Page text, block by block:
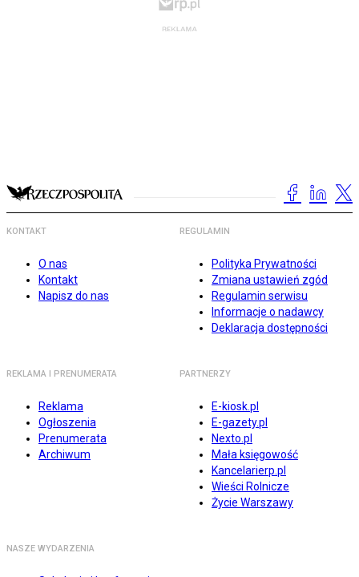
KONTAKT
O nas
Kontakt
Napisz do nas
REGULAMIN
Polityka Prywatności
Zmiana ustawień zgód
Regulamin serwisu
Informacje o nadawcy
Deklaracja dostępności
REKLAMA I PRENUMERATA
Reklama
Ogłoszenia
Prenumerata
Archiwum
PARTNERZY
E-kiosk.pl
E-gazety.pl
Nexto.pl
Mała księgowość
Kancelarierp.pl
Wieści Rolnicze
Życie Warszawy
NASZE WYDARZENIA